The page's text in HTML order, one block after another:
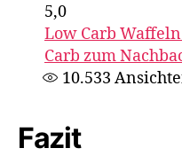
5,0
Low Carb
Carb zum
10.533
Fazit